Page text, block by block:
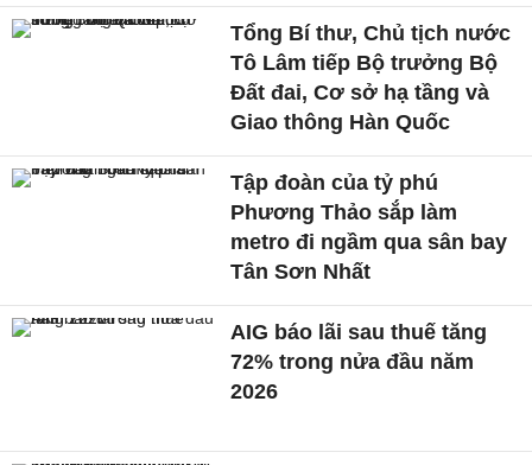
Tổng Bí thư, Chủ tịch nước
Tô Lâm tiếp Bộ trưởng Bộ
Đất đai, Cơ sở hạ tầng và
Giao thông Hàn Quốc
Tập đoàn của tỷ phú
Phương Thảo sắp làm
metro đi ngầm qua sân bay
Tân Sơn Nhất
AIG báo lãi sau thuế tăng
72% trong nửa đầu năm
2026